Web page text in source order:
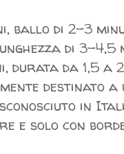
ballo di 2-3
di 3-4,5
durata da 1,5 a
destinato a
in
e solo con